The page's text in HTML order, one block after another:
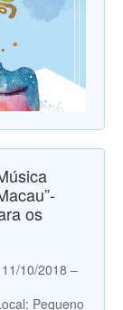
os
10/2018 –
Pequeno